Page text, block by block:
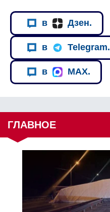
в Дзен.
в Telegram.
в MAX.
ГЛАВНОЕ